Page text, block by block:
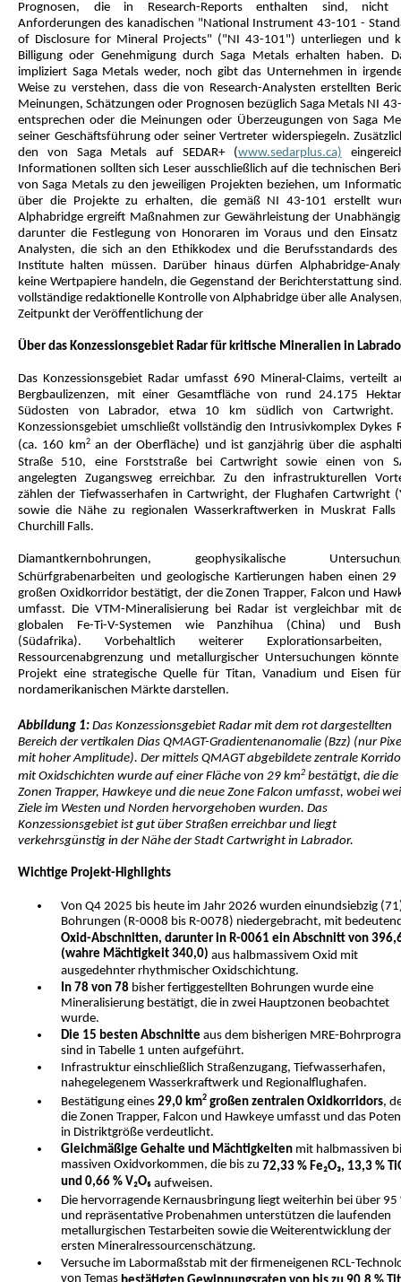
Prognosen, die in Research-Reports enthalten sind, nicht
Anforderungen des kanadischen "National Instrument 43-101 -
of Disclosure for Mineral Projects" ("NI 43-101") unterliegen und
Billigung oder Genehmigung durch Saga Metals erhalten haben.
impliziert Saga Metals weder, noch gibt das Unternehmen in
Weise zu verstehen, dass die von Research-Analysten erstellten
Meinungen, Schätzungen oder Prognosen bezüglich Saga Metals NI
entsprechen oder die Meinungen oder Überzeugungen von Saga
seiner Geschäftsführung oder seiner Vertreter widerspiegeln.
den von Saga Metals auf SEDAR+ (www.sedarplus.ca)
Informationen sollten sich Leser ausschließlich auf die technischen
von Saga Metals zu den jeweiligen Projekten beziehen, um
über die Projekte zu erhalten, die gemäß NI 43-101 erstellt
Alphabridge ergreift Maßnahmen zur Gewährleistung der
darunter die Festlegung von Honoraren im Voraus und den
Analysten, die sich an den Ethikkodex und die Berufsstandards des
Institute halten müssen. Darüber hinaus dürfen Alphabridge-
keine Wertpapiere handeln, die Gegenstand der Berichterstattung
vollständige redaktionelle Kontrolle von Alphabridge über alle
Zeitpunkt der Veröffentlichung der
Über das Konzessionsgebiet Radar für kritische Mineralien in
Das Konzessionsgebiet Radar umfasst 690 Mineral-Claims, verteilt
Bergbaulizenzen, mit einer Gesamtfläche von rund 24.175
Südosten von Labrador, etwa 10 km südlich von Cartwright.
Konzessionsgebiet umschließt vollständig den Intrusivkomplex Dykes
(ca. 160 km2an der Oberfläche) und ist ganzjährig über die
Straße 510, eine Forststraße bei Cartwright sowie einen von
angelegten Zugangsweg erreichbar. Zu den infrastrukturellen
zählen der Tiefwasserhafen in Cartwright, der Flughafen Cartwright
sowie die Nähe zu regionalen Wasserkraftwerken in Muskrat Falls
Churchill Falls.
Diamantkernbohrungen, geophysikalische
Schürfgrabenarbeiten und geologische Kartierungen haben einen 29
großen Oxidkorridor bestätigt, der die Zonen Trapper, Falcon und
umfasst. Die VTM-Mineralisierung bei Radar ist vergleichbar mit
globalen Fe-Ti-V-Systemen wie Panzhihua (China) und
(Südafrika). Vorbehaltlich weiterer Explorationsarbeiten,
Ressourcenabgrenzung und metallurgischer Untersuchungen
Projekt eine strategische Quelle für Titan, Vanadium und Eisen
nordamerikanischen Märkte darstellen.
Abbildung 1: Das Konzessionsgebiet Radar mit dem rot dargestellten
Bereich der vertikalen Dias QMAGT-Gradientenanomalie (Bzz) (nur
mit hoher Amplitude). Der mittels QMAGT abgebildete zentrale
mit Oxidschichten wurde auf einer Fläche von 29 km2 bestätigt, die die
Zonen Trapper, Hawkeye und die neue Zone Falcon umfasst, wobei
Ziele im Westen und Norden hervorgehoben wurden. Das
Konzessionsgebiet ist gut über Straßen erreichbar und liegt
verkehrsgünstig in der Nähe der Stadt Cartwright in Labrador.
Wichtige Projekt-Highlights
Von Q4 2025 bis heute im Jahr 2026 wurden einundsiebzig
Bohrungen (R-0008 bis R-0078) niedergebracht, mit
Oxid-Abschnitten, darunter in R-0061 ein Abschnitt von
(wahre Mächtigkeit 340,0) aus halbmassivem Oxid mit
ausgedehnter rhythmischer Oxidschichtung.
In 78 von 78bisher fertiggestellten Bohrungen wurde eine
Mineralisierung bestätigt, die in zwei Hauptzonen beobachtet
wurde.
Die 15 besten Abschnitte aus dem bisherigen MRE-
sind in Tabelle 1 unten aufgeführt.
Infrastruktur einschließlich Straßenzugang, Tiefwasserhafen,
nahegelegenem Wasserkraftwerk und Regionalflughafen.
Bestätigung eines 29,0 km2großen zentralen Oxidkorridors,
die Zonen Trapper, Falcon und Hawkeye umfasst und das
in Distriktgröße verdeutlicht.
Gleichmäßige Gehalte und Mächtigkeitenmit halbmassiven
massiven Oxidvorkommen, die bis zu 72,33 % Fe₂O₃, 13,3 %
und 0,66 % V₂O₅aufweisen.
Die hervorragende Kernausbringung liegt weiterhin bei über 95
und repräsentative Probenahmen unterstützen die laufenden
metallurgischen Testarbeiten sowie die Weiterentwicklung der
ersten Mineralressourcenschätzung.
Versuche im Labormaßstab mit der firmeneigenen RCL-